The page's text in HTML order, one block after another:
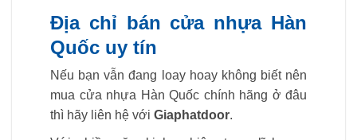
Địa chỉ bán cửa nhựa Hàn
Quốc uy tín
Nếu bạn vẫn đang loay hoay không biết nên
mua cửa nhựa Hàn Quốc chính hãng ở đâu
thì hãy liên hệ với Giaphatdoor.